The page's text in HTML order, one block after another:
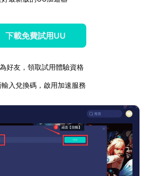
下載免費試用UU
好友，領取試用體驗資格
入兌換碼，啟用加速服務